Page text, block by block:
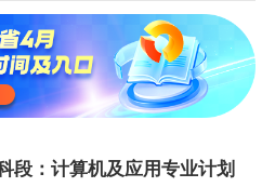
段： 计算机及应用专业计划